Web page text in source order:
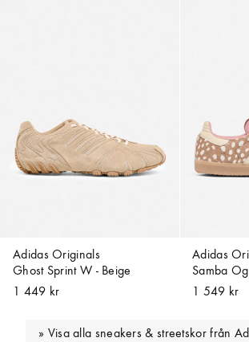
Adidas Originals
Ghost Sprint W - Beige
1 449 kr
Adidas
Samba
1 549 kr
Visa alla sneakers & streetskor från